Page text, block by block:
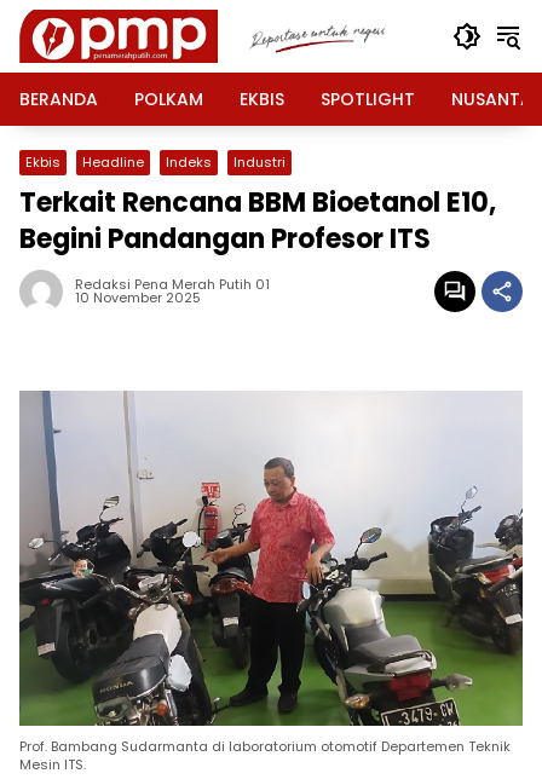
Langsung
konten
BERANDA
POLKAM EKBIS SPOTLIGHT
Ekbis Headline Indeks Industri
Terkait Rencana BBM Bioetanol E10,
Begini Pandangan Profesor ITS
Redaksi Pena Merah Putih 01
10 November 2025
Prof. Bambang Sudarmanta di laboratorium otomotif Departemen Teknik
Mesin ITS.